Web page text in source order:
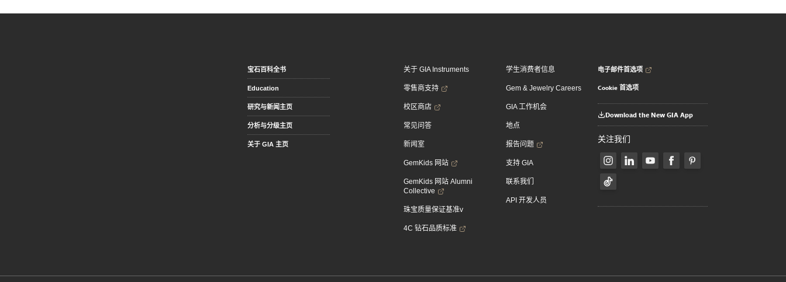
宝石百科全书
Education
研究与新闻主页
分析与分级主页
关于 GIA 主页
关于 GIA Instruments
零售商支持
校区商店
常见问答
新闻室
GemKids 网站
GemKids 网站 Alumni
Collective
珠宝质量保证基准v
4C 钻石品质标准
学生消费者信息
Gem & Jewelry Careers
GIA 工作机会
地点
报告问题
支持 GIA
联系我们
API 开发人员
电子邮件首选项
Cookie 首选项
Download the New GIA App
关注我们